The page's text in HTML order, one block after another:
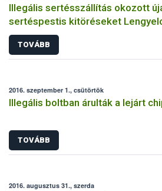
Illegális sertésszállítás okozott
sertéspestis kitöréseket
TOVÁBB
2016. szeptember 1., csütörtök
Illegális boltban árulták a lejárt
TOVÁBB
2016. augusztus 31., szerda